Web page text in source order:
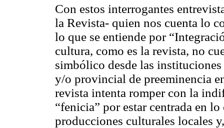
Con estos interrogantes
la Revista- quien nos cuenta lo
lo que se entiende por
cultura, como es la revista, no
simbólico desde las
y/o provincial de preeminencia
revista intenta romper con la
“fenicia” por estar centrada en
producciones culturales locales